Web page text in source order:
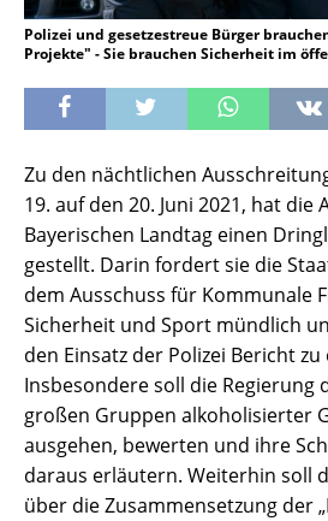
Polizei und gesetzestreue Bürger
Projekte" - Sie brauchen Sicherheit im
Zu den nächtlichen
19. auf den 20. Juni 2021, hat die
Bayerischen Landtag einen
gestellt. Darin fordert sie die
dem Ausschuss für Kommunale
Sicherheit und Sport mündlich
den Einsatz der Polizei Bericht
Insbesondere soll die Regierung
großen Gruppen alkoholisierter
ausgehen, bewerten und ihre
daraus erläutern. Weiterhin soll
über die Zusammensetzung der